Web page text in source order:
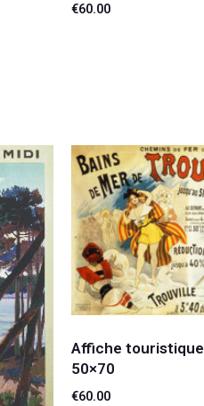
€60.00
Affiche
50×70
€60.00